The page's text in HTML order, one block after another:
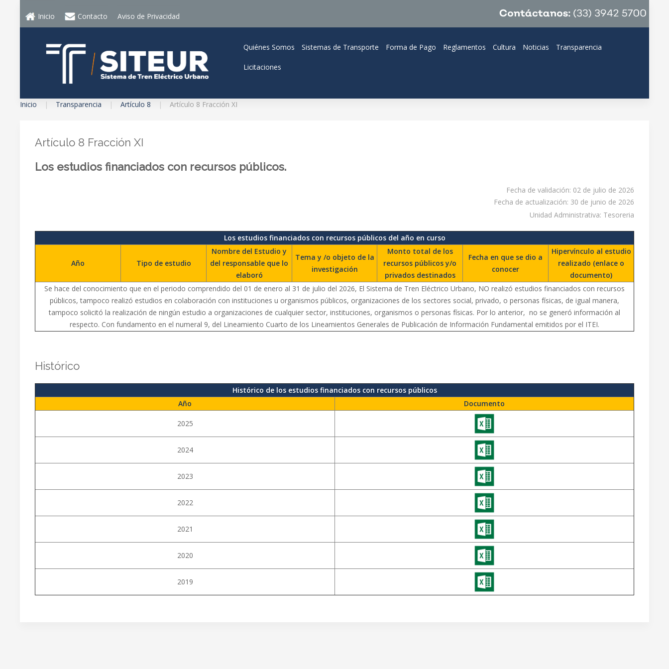
Inicio Contacto Aviso de Privacidad
Quiénes Somos Sistemas de Transporte Forma de Pago Reglamentos Cultura Noticias Transparencia
Licitaciones
Inicio Transparencia Artículo 8 Artículo 8 Fracción XI
Artículo 8 Fracción XI
Los estudios financiados con recursos públicos.
Fecha de validación: 02 de julio de 2026
Fecha de actualización: 30 de junio de 2026
Unidad Administrativa: Tesoreria
Los estudios financiados con recursos públicos del año en curso
Año Tipo de estudio
Nombre del Estudio y
del responsable que lo
elaboró
Tema y /o objeto de la
investigación
Monto total de los
recursos públicos y/o
privados destinados
Fecha en que se dio a
conocer
Hipervínculo al estudio
realizado (enlace o
documento)
Se hace del conocimiento que en el periodo comprendido del 01 de enero al 31 de julio del 2026, El Sistema de Tren Eléctrico Urbano, NO realizó estudios financiados con recursos
públicos, tampoco realizó estudios en colaboración con instituciones u organismos públicos, organizaciones de los sectores social, privado, o personas físicas, de igual manera,
tampoco solicitó la realización de ningún estudio a organizaciones de cualquier sector, instituciones, organismos o personas físicas. Por lo anterior, no se generó información al
respecto. Con fundamento en el numeral 9, del Lineamiento Cuarto de los Lineamientos Generales de Publicación de Información Fundamental emitidos por el ITEI.
Histórico
Histórico de los estudios financiados con recursos públicos
Año
Documento
2025
2024
2023
2022
2021
2020
2019